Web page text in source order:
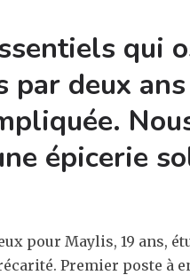
qui
deux
épicerie
pour Maylis, 19 ans,
Premier poste à